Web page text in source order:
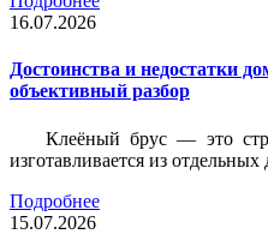
16.07.2026
Достоинства и недостатки
объективный разбор
Клеёный брус — это
изготавливается из отдельных
Подробнее
15.07.2026